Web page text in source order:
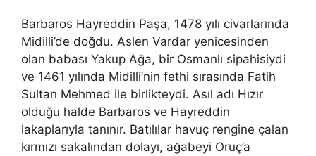
Barbaros Hayreddin Paşa, 1478 yılı civarlarında
Midilli’de doğdu. Aslen Vardar yenicesinden
olan babası Yakup Ağa, bir Osmanlı sipahisiydi
ve 1461 yılında Midilli’nin fethi sırasında Fatih
Sultan Mehmed ile birlikteydi. Asıl adı Hızır
olduğu halde Barbaros ve Hayreddin
lakaplarıyla tanınır. Batılılar havuç rengine çalan
kırmızı sakalından dolayı, ağabeyi Oruç’a